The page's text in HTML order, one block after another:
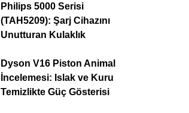
Philips 5000 Serisi
(TAH5209): Şarj Cihazını
Unutturan Kulaklık
Dyson V16 Piston Animal
İncelemesi: Islak ve Kuru
Temizlikte Güç Gösterisi